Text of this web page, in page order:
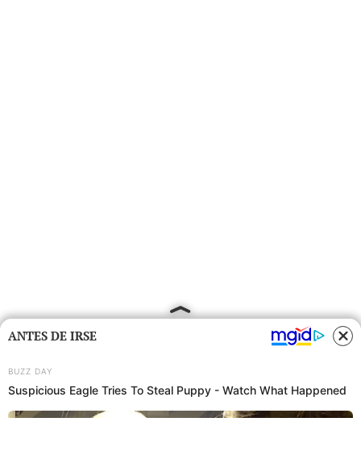
ANTES DE IRSE